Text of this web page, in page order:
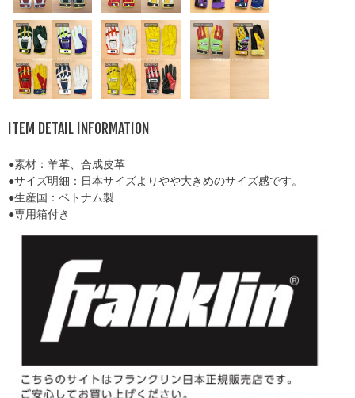
ITEM DETAIL INFORMATION
●素材：羊革、合成皮革
●サイズ明細：日本サイズよりやや大きめのサイズ感です。
●生産国：ベトナム製
●専用箱付き